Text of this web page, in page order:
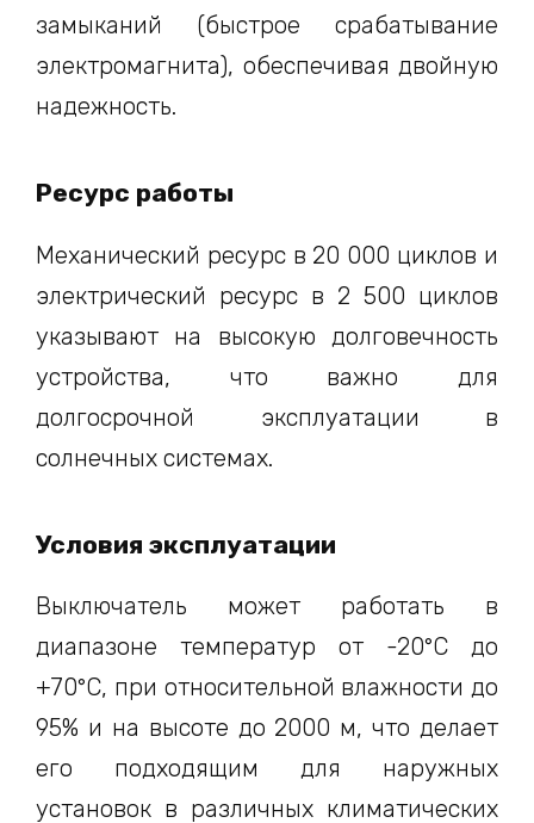
замыканий (быстрое срабатывание
электромагнита), обеспечивая двойную
надежность.
Ресурс работы
Механический ресурс в 20 000 циклов и
электрический ресурс в 2 500 циклов
указывают на высокую долговечность
устройства, что важно для
долгосрочной эксплуатации в
солнечных системах.
Условия эксплуатации
Выключатель может работать в
диапазоне температур от -20°C до
+70°C, при относительной влажности до
95% и на высоте до 2000 м, что делает
его подходящим для наружных
установок в различных климатических